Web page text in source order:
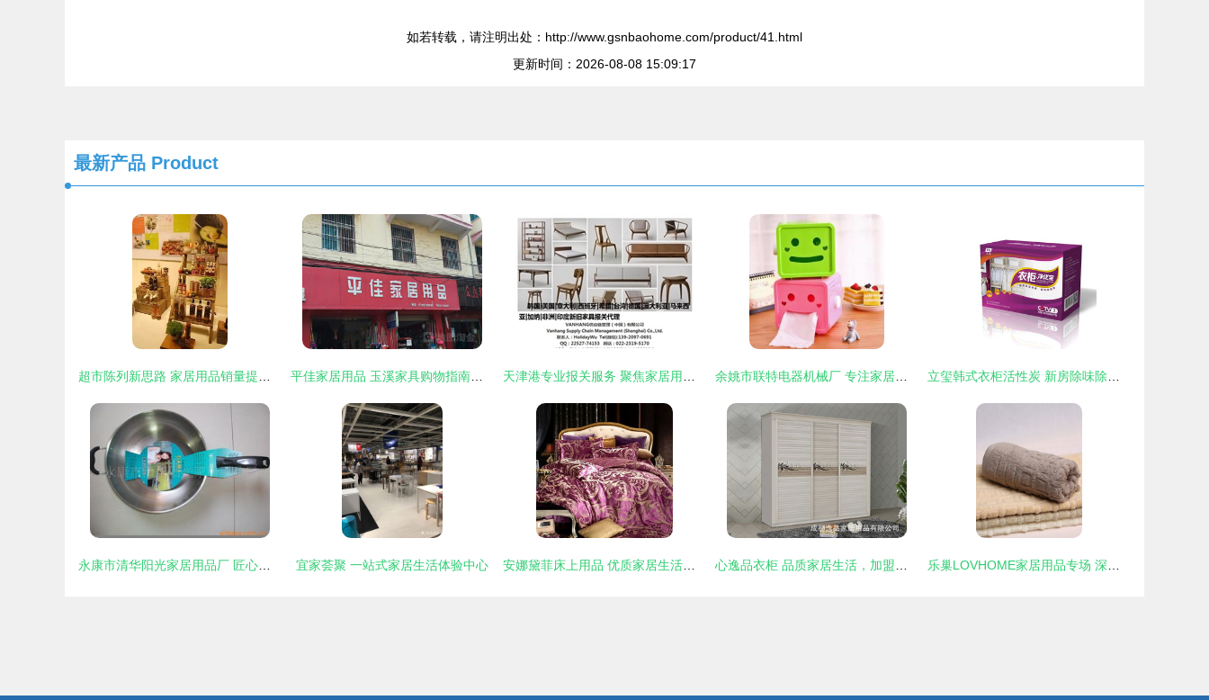
如若转载，请注明出处：http://www.gsnbaohome.com/product/41.html
更新时间：2026-08-08 15:09:17
最新产品 Product
宜家荟聚 一站式家居生活体验中心